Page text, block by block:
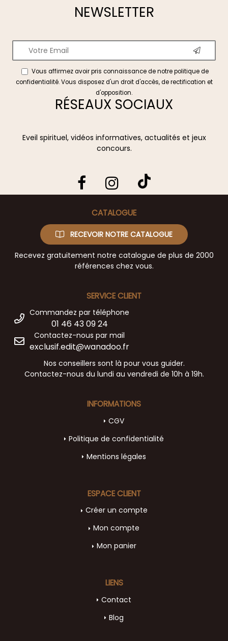
NEWSLETTER
Vous affirmez avoir pris connaissance de notrepolitique de
confidentialité. Vous disposez d'un droit d'accès, de rectification et
d'opposition.
RÉSEAUX SOCIAUX
Eveil spirituel, vidéos informatives, actualités et jeux
concours.
CATALOGUE
RECEVOIR NOTRE CATALOGUE
Recevez gratuitement notre catalogue de plus de 2000
références chez vous.
SERVICE CLIENT
Commandez par téléphone
01 46 43 09 24
Contactez-nous par mail
exclusif.edit@wanadoo.fr
Nos conseillers sont là pour vous guider.
Contactez-nous du lundi au vendredi de 10h à 19h.
INFORMATIONS
CGV
Politique de confidentialité
Mentions légales
LIENS
Contact
Blog
ESPACE CLIENT
Créer un compte
Mon compte
Mon panier